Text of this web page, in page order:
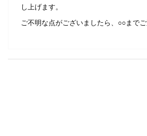
し上げます。
ご不明な点がございましたら、○○までご